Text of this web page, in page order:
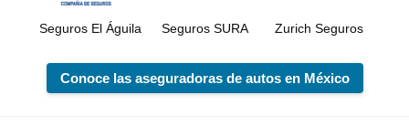
Seguros El Águila Seguros SURA Zurich Seguros
Conoce las aseguradoras de autos en México